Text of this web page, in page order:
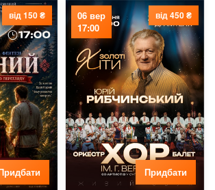
від 150 ₴
06 вер
17:00
від 450 ₴
Придбати